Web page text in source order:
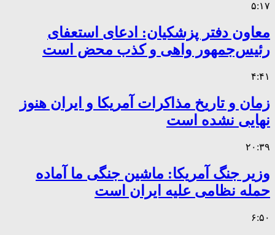
۵:۱۷
معاون دفتر پزشکیان: ادعای استعفای
رئیس‌جمهور واهی و کذب محض است
۴:۴۱
زمان و تاریخ مذاکرات آمریکا و ایران هنوز
نهایی نشده است
۲۰:۳۹
وزیر جنگ آمریکا: ماشین جنگی ما آماده
حمله نظامی علیه ایران است
۶:۵۰